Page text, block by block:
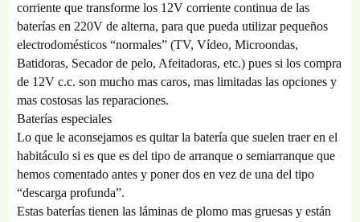
corriente que transforme los 12V corriente continua de las
baterías en 220V de alterna, para que pueda utilizar pequeños
electrodomésticos “normales” (TV, Vídeo, Microondas,
Batidoras, Secador de pelo, Afeitadoras, etc.) pues si los compra
de 12V c.c. son mucho mas caros, mas limitadas las opciones y
mas costosas las reparaciones.
Baterías especiales
Lo que le aconsejamos es quitar la batería que suelen traer en el
habitáculo si es que es del tipo de arranque o semiarranque que
hemos comentado antes y poner dos en vez de una del tipo
“descarga profunda”.
Estas baterías tienen las láminas de plomo mas gruesas y están